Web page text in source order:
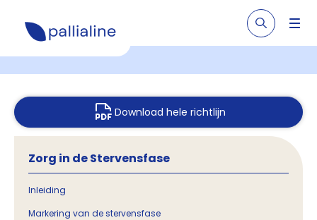
Download hele richtlijn
Zorg in de Stervensfase
Inleiding
Markering van de stervensfase